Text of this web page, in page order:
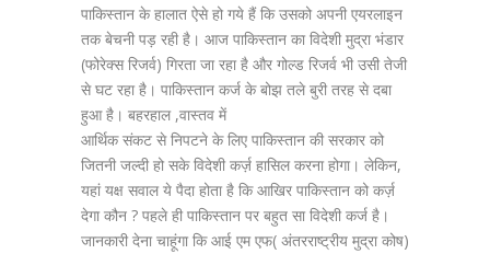
पाकिस्तान के हालात ऐसे हो गये हैं कि उसको अपनी एयरलाइन
तक बेचनी पड़ रही है। आज पाकिस्तान का विदेशी मुद्रा भंडार
(फोरेक्स रिजर्व) गिरता जा रहा है और गोल्ड रिजर्व भी उसी तेजी
से घट रहा है। पाकिस्तान कर्ज के बोझ तले बुरी तरह से दबा
हुआ है। बहरहाल ,वास्तव में
आर्थिक संकट से निपटने के लिए पाकिस्तान की सरकार को
जितनी जल्दी हो सके विदेशी कर्ज़ हासिल करना होगा। लेकिन,
यहां यक्ष सवाल ये पैदा होता है कि आखिर पाकिस्तान को कर्ज़
देगा कौन ? पहले ही पाकिस्तान पर बहुत सा विदेशी कर्ज है।
जानकारी देना चाहूंगा कि आई एम एफ( अंतरराष्ट्रीय मुद्रा कोष)